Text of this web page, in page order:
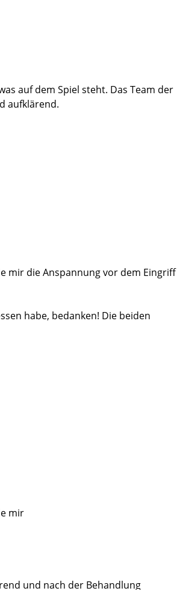
auf dem Spiel steht. Das Team der
aufklärend.
übereinandergelegt, sodass mit
mir die Anspannung vor dem Eingriff
habe, bedanken! Die beiden
bedanken!
mir
und nach der Behandlung